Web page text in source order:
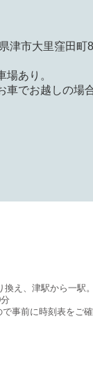
津市大里窪田町
場あり。
車でお越しの場
え、津駅から一駅
事前に時刻表をご